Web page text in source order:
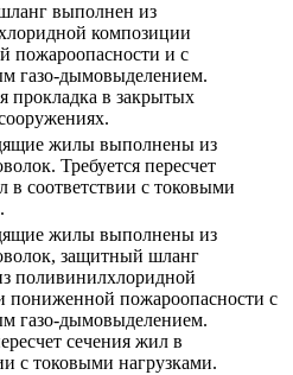
выполнен из
композиции
пожароопасности и с
газо-дымовыделением.
прокладка в закрытых
жилы выполнены из
Требуется пересчет
в соответствии с токовыми
жилы выполнены из
защитный шланг
поливинилхлоридной
пониженной пожароопасности с
газо-дымовыделением.
сечения жил в
с токовыми нагрузками.